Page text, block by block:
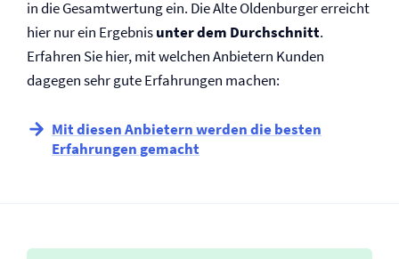
in die Gesamtwertung ein. Die Alte Oldenburger erreicht
hier nur ein Ergebnisunter dem Durchschnitt.
Erfahren Sie hier, mit welchen Anbietern Kunden
dagegen sehr gute Erfahrungen machen:
Mit diesen Anbietern werden die besten
Erfahrungen gemacht